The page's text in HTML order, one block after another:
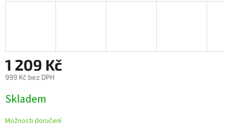
1 209 Kč
999 Kč bez DPH
cena:
Skladem
Možnosti doručení